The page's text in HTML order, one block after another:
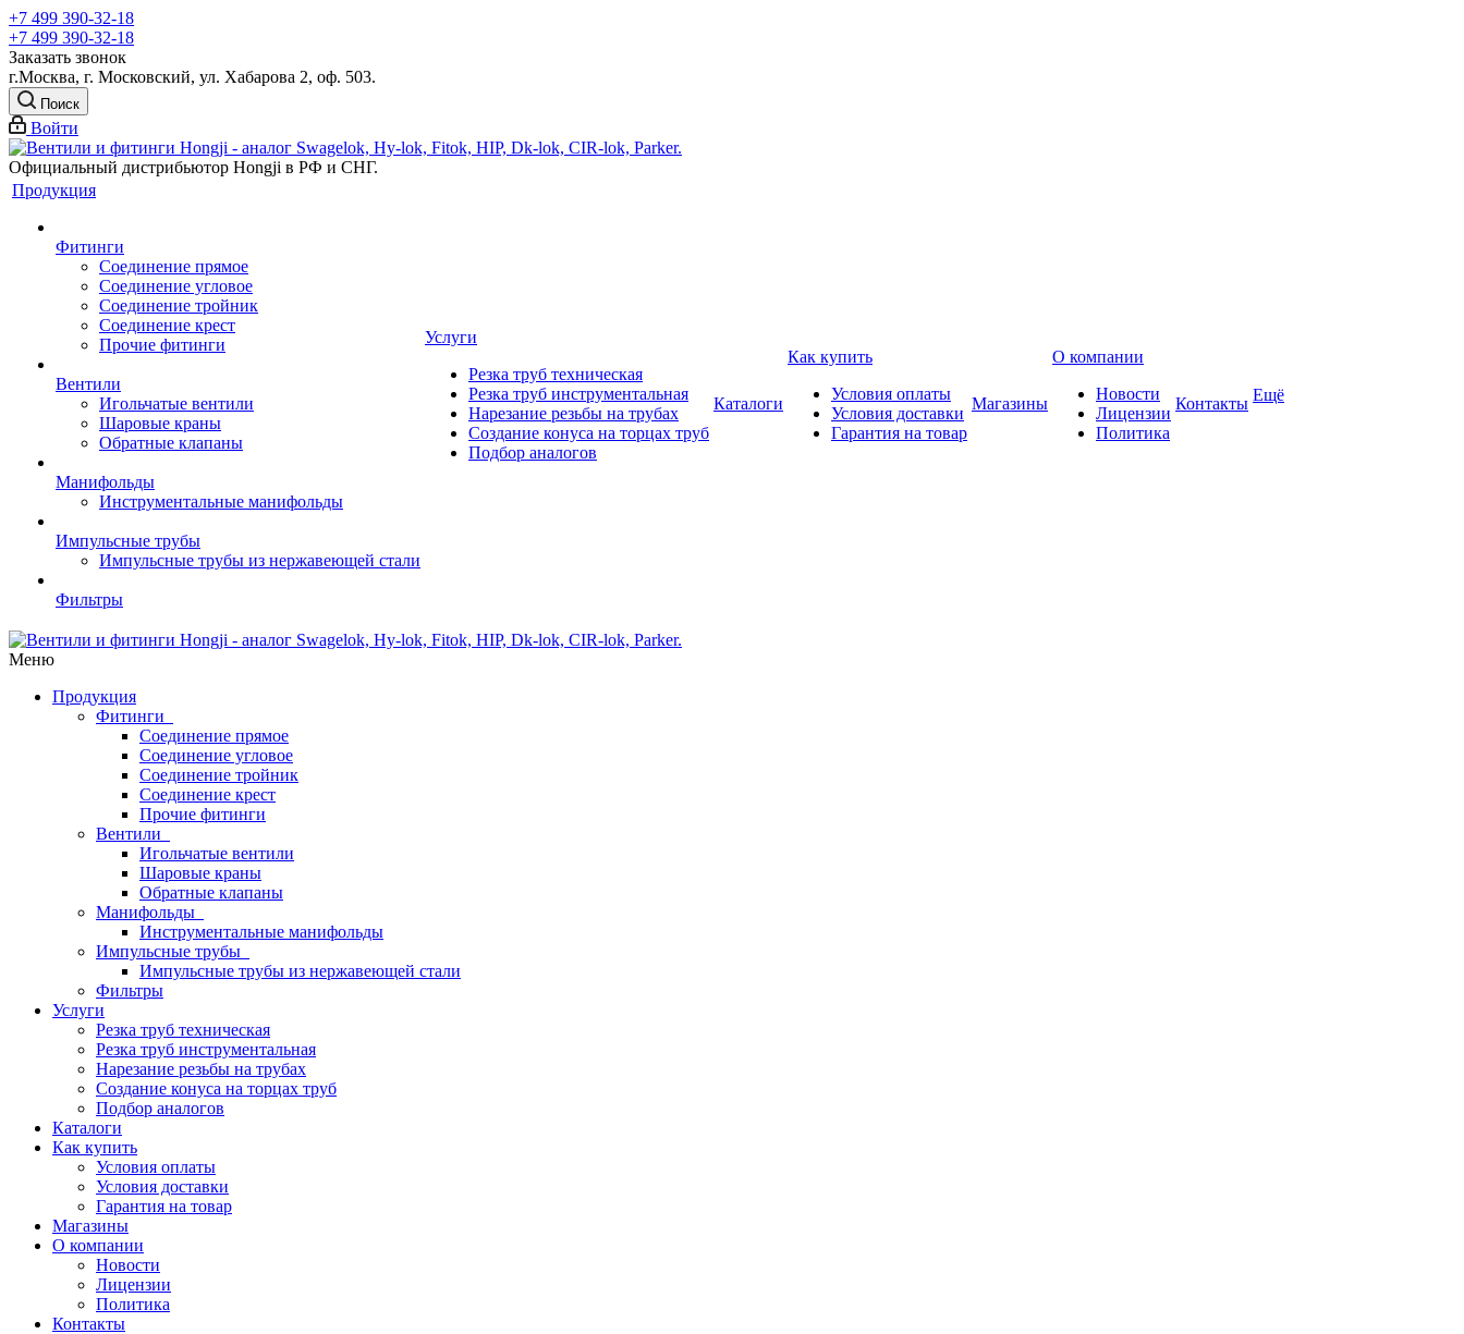
+7 499 390-32-18
+7 499 390-32-18
Заказать звонок
г.Москва, г. Московский, ул. Хабарова 2, оф. 503.
Поиск
Войти
Официальный дистрибьютор Hongji в РФ и СНГ.
Продукция
Фитинги
Соединение прямое
Соединение угловое
Соединение тройник
Соединение крест
Прочие фитинги
Вентили
Игольчатые вентили
Шаровые краны
Обратные клапаны
Манифольды
Инструментальные манифольды
Импульсные трубы
Импульсные трубы из нержавеющей стали
Фильтры
Услуги
Резка труб техническая
Резка труб инструментальная
Нарезание резьбы на трубах
Создание конуса на торцах труб
Подбор аналогов
Каталоги
Как купить
Условия оплаты
Условия доставки
Гарантия на товар
Магазины
О компании
Новости
Лицензии
Политика
Контакты Ещё
Меню
Продукция
Фитинги
Соединение прямое
Соединение угловое
Соединение тройник
Соединение крест
Прочие фитинги
Вентили
Игольчатые вентили
Шаровые краны
Обратные клапаны
Манифольды
Инструментальные манифольды
Импульсные трубы
Импульсные трубы из нержавеющей стали
Фильтры
Услуги
Резка труб техническая
Резка труб инструментальная
Нарезание резьбы на трубах
Создание конуса на торцах труб
Подбор аналогов
Каталоги
Как купить
Условия оплаты
Условия доставки
Гарантия на товар
Магазины
О компании
Новости
Лицензии
Политика
Контакты